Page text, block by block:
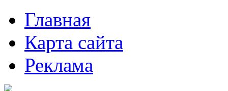
Главная
Карта сайта
Реклама